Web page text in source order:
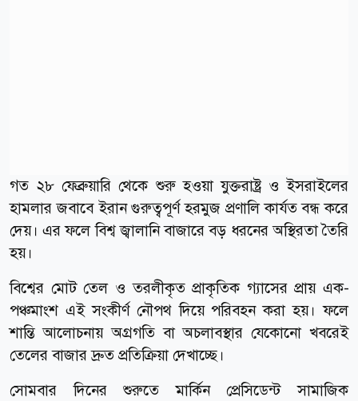
গত ২৮ ফেব্রুয়ারি থেকে শুরু হওয়া যুক্তরাষ্ট্র ও ইসরাইলের
হামলার জবাবে ইরান গুরুত্বপূর্ণ হরমুজ প্রণালি কার্যত বন্ধ করে
দেয়। এর ফলে বিশ্ব জ্বালানি বাজারে বড় ধরনের অস্থিরতা তৈরি
হয়।
বিশ্বের মোট তেল ও তরলীকৃত প্রাকৃতিক গ্যাসের প্রায় এক-
পঞ্চমাংশ এই সংকীর্ণ নৌপথ দিয়ে পরিবহন করা হয়। ফলে
শান্তি আলোচনায় অগ্রগতি বা অচলাবস্থার যেকোনো খবরেই
তেলের বাজার দ্রুত প্রতিক্রিয়া দেখাচ্ছে।
সোমবার দিনের শুরুতে মার্কিন প্রেসিডেন্ট সামাজিক